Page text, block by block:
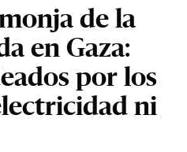
de la
en Gaza:
por los
ni